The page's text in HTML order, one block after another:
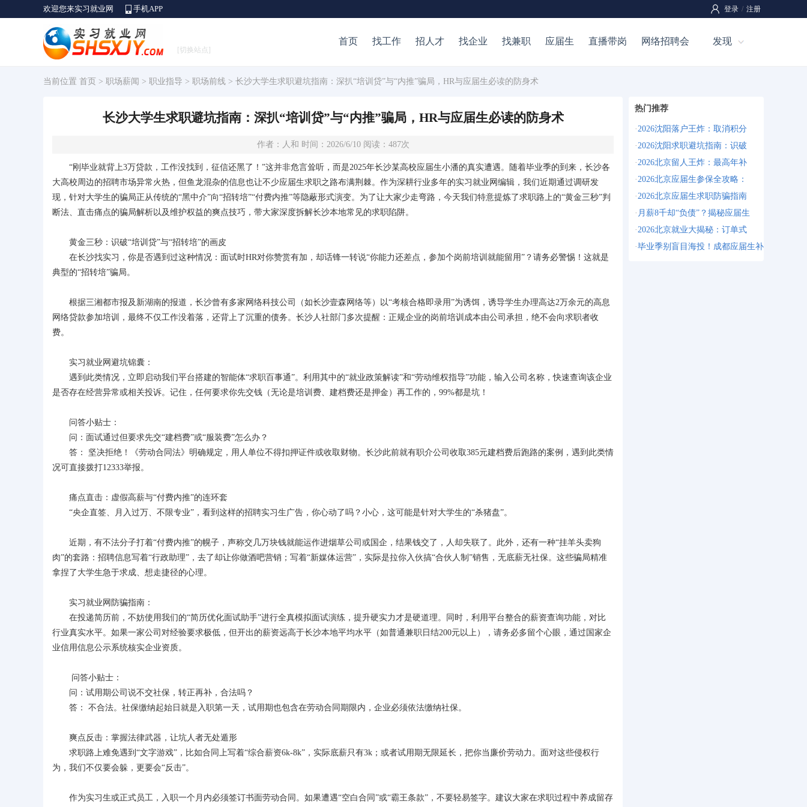
欢迎您来实习就业网 手机APP 登录 / 注册
[切换站点]
首页 找工作 招人才 找企业 找兼职 应届生 直播带岗 网络招聘会 发现
当前位置 首页 > 职场薪闻 > 职业指导 > 职场前线 > 长沙大学生求职避坑指南：深扒“培训贷”与“内推”骗局，HR与应届生必读的防身术
长沙大学生求职避坑指南：深扒“培训贷”与“内推”骗局，HR与应届生必读的防身术
作者：人和 时间：2026/6/10 阅读：487次
“刚毕业就背上3万贷款，工作没找到，征信还黑了！”这并非危言耸听，而是2025年长沙某高校应届生小潘的真实遭遇。随着毕业季的到来，长沙各
大高校周边的招聘市场异常火热，但鱼龙混杂的信息也让不少应届生求职之路布满荆棘。作为深耕行业多年的实习就业网编辑，我们近期通过调研发
现，针对大学生的骗局正从传统的“黑中介”向“招转培”“付费内推”等隐蔽形式演变。为了让大家少走弯路，今天我们特意提炼了求职路上的“黄金三秒”判
断法、直击痛点的骗局解析以及维护权益的爽点技巧，带大家深度拆解长沙本地常见的求职陷阱。
黄金三秒：识破“培训贷”与“招转培”的画皮
在长沙找实习，你是否遇到过这种情况：面试时HR对你赞赏有加，却话锋一转说“你能力还差点，参加个岗前培训就能留用”？请务必警惕！这就是
典型的“招转培”骗局。
根据三湘都市报及新湖南的报道，长沙曾有多家网络科技公司（如长沙壹森网络等）以“考核合格即录用”为诱饵，诱导学生办理高达2万余元的高息
网络贷款参加培训，最终不仅工作没着落，还背上了沉重的债务。长沙人社部门多次提醒：正规企业的岗前培训成本由公司承担，绝不会向求职者收
费。
实习就业网避坑锦囊：
遇到此类情况，立即启动我们平台搭建的智能体“求职百事通”。利用其中的“就业政策解读”和“劳动维权指导”功能，输入公司名称，快速查询该企业
是否存在经营异常或相关投诉。记住，任何要求你先交钱（无论是培训费、建档费还是押金）再工作的，99%都是坑！
问答小贴士：
问：面试通过但要求先交“建档费”或“服装费”怎么办？
答： 坚决拒绝！《劳动合同法》明确规定，用人单位不得扣押证件或收取财物。长沙此前就有职介公司收取385元建档费后跑路的案例，遇到此类情
况可直接拨打12333举报。
痛点直击：虚假高薪与“付费内推”的连环套
“央企直签、月入过万、不限专业”，看到这样的招聘实习生广告，你心动了吗？小心，这可能是针对大学生的“杀猪盘”。
近期，有不法分子打着“付费内推”的幌子，声称交几万块钱就能运作进烟草公司或国企，结果钱交了，人却失联了。此外，还有一种“挂羊头卖狗
肉”的套路：招聘信息写着“行政助理”，去了却让你做酒吧营销；写着“新媒体运营”，实际是拉你入伙搞“合伙人制”销售，无底薪无社保。这些骗局精准
拿捏了大学生急于求成、想走捷径的心理。
实习就业网防骗指南：
在投递简历前，不妨使用我们的“简历优化面试助手”进行全真模拟面试演练，提升硬实力才是硬道理。同时，利用平台整合的薪资查询功能，对比
行业真实水平。如果一家公司对经验要求极低，但开出的薪资远高于长沙本地平均水平（如普通兼职日结200元以上），请务必多留个心眼，通过国家企
业信用信息公示系统核实企业资质。
问答小贴士：
问：试用期公司说不交社保，转正再补，合法吗？
答： 不合法。社保缴纳起始日就是入职第一天，试用期也包含在劳动合同期限内，企业必须依法缴纳社保。
爽点反击：掌握法律武器，让坑人者无处遁形
求职路上难免遇到“文字游戏”，比如合同上写着“综合薪资6k-8k”，实际底薪只有3k；或者试用期无限延长，把你当廉价劳动力。面对这些侵权行
为，我们不仅要会躲，更要会“反击”。
作为实习生或正式员工，入职一个月内必须签订书面劳动合同。如果遭遇“空白合同”或“霸王条款”，不要轻易签字。建议大家在求职过程中养成留存
热门推荐
·2026沈阳落户王炸：取消积分
·2026沈阳求职避坑指南：识破
·2026北京留人王炸：最高年补
·2026北京应届生参保全攻略：
·2026北京应届生求职防骗指南
· 月薪8千却“负债”？揭秘应届生
·2026北京就业大揭秘：订单式
·毕业季别盲目海投！成都应届生补